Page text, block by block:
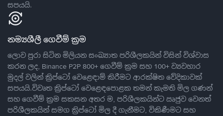
සපයයි.
නම්‍යශීලී ගෙවීම් ක්‍රම
ලොව පුරා සිටින මිලියන සංඛ්‍යාත පරිශීලකයින් විසින් විශ්වාස
කරන ලද, Binance P2P 800+ ගෙවීම් ක්‍රම සහ 100+ ව්‍යවහාර
මුදල් වලින් ක්‍රිප්ටෝ වෙළෙඳාම් කිරීමට ආරක්ෂිත වේදිකාවක්
සපයයි.විවෘත ක්‍රිප්ටෝ වෙළෙඳපොළක තමන් කැමති මිල ගණන්
සහ ගෙවීම් ක්‍රම සකසන අතර ම, පරිශීලකයින්ට ඍජුව වෙනත්
පරිශීලකයින් සමග ක්‍රිප්ටෝ මිල දී ගැනීමට, විකිණීමට සහ